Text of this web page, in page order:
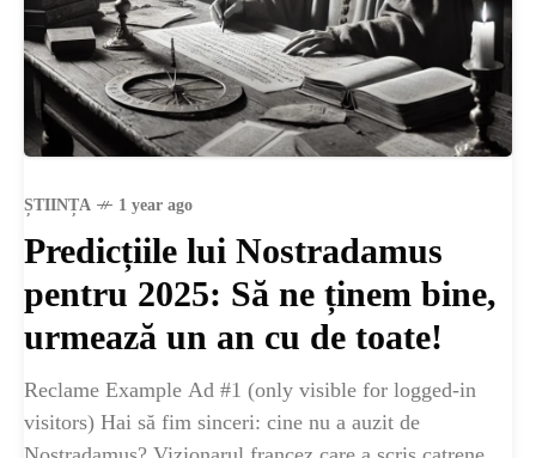
ȘTIINȚA 1 year ago
Predicțiile lui Nostradamus
pentru 2025: Să ne ținem bine,
urmează un an cu de toate!
Reclame Example Ad #1 (only visible for logged-in
visitors) Hai să fim sinceri: cine nu a auzit de
NATURĂ
STIRI
ȘTIINȚA
ANIMALE
OAMENI
INSTALEAZ